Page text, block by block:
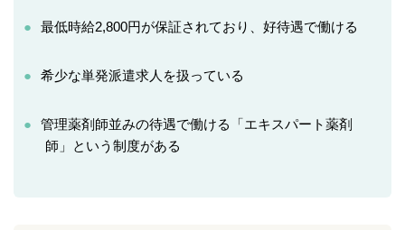
最低時給2,800円が保証されており、好待遇で働ける
希少な単発派遣求人を扱っている
管理薬剤師並みの待遇で働ける「エキスパート薬剤
師」という制度がある